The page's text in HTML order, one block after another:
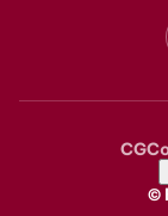
CG
©